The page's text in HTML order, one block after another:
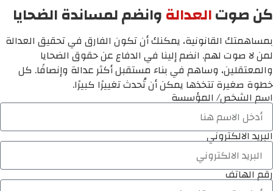
كن صوتالعدالةوانضم لمساندة الضحايا
بمساهمتك القانونية، يمكنك أن تكون الفارق في تحقيق العدالة
لمن لا صوت لهم. انضم إلينا في الدفاع عن حقوق الضحايا
والمعتقلين، وساهم في بناء مستقبل أكثر عدالة وإنصافًا. كل
خطوة صغيرة تتخذها يمكن أن تُحدث تغييرًا كبيرًا.
اسم الشخص/ المؤسسة
البريد الالكتروني
رقم الهاتف